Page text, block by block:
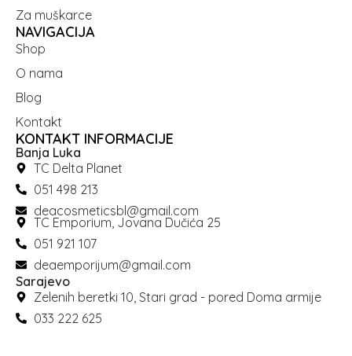
Za muškarce
NAVIGACIJA
Shop
O nama
Blog
Kontakt
KONTAKT INFORMACIJE
Banja Luka
TC Delta Planet
051 498 213
deacosmeticsbl@gmail.com
TC Emporium, Jovana Dučića 25
051 921 107
deaemporijum@gmail.com
Sarajevo
Zelenih beretki 10, Stari grad - pored Doma armije
033 222 625